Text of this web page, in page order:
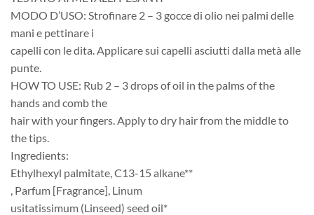
MODO D’USO: Strofinare 2 – 3 gocce di olio nei palmi delle
mani e pettinare i
capelli con le dita. Applicare sui capelli asciutti dalla metà alle
punte.
HOW TO USE: Rub 2 – 3 drops of oil in the palms of the
hands and comb the
hair with your fingers. Apply to dry hair from the middle to
the tips.
Ingredients:
Ethylhexyl palmitate, C13-15 alkane**
, Parfum [Fragrance], Linum
usitatissimum (Linseed) seed oil*